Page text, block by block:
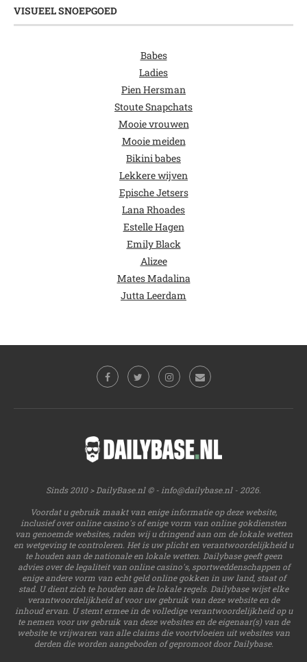
VISUEEL SNOEPGOED
Babes
Ladies
Pien Hersman
Stoute Snapchats
Mooie vrouwen
Mooie meiden
Bikini babes
Lekkere wijven
Epische Jetsers
Lana Rhoades
Estelle Hagen
Emily Black
Alizee
Mates Madalina
Jutta Leerdam
Sinds 2010 > DailyBase.nl © - info@dailybase.nl- 2026.
Voordat u gebruik maakt van enige informatie op deze website,
inclusief over online casino's of enige vorm van online gokdiensten
van genoemde websites, raden wij u dringend aan om de lokale wetten
en wetgeving te controleren. Het is uw plicht en verantwoordelijkheid u
te houden aan de nationale en lokale wetten. Dailybase geeft geen
advies over de legaliteit van online casino's, sportweddenschappen of
enige andere vorm van echt geld online gokken in uw land, staat of
stad. U dient zich te houden aan de lokale regels. Dailybase wijst elke
verantwoordelijkheid af voor uw gebruik van deze website en de
inhoud ervan. U stemt ermee in de volledige verantwoordelijkheid op u
te nemen voor uw gebruik van deze websites en de eigenaar(s) van de
website te vrijwaren van alle claims die voortvloeien uit websites van
derden die worden aangeboden of gepromoot door Dailybase.